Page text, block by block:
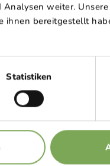
weiter.
ihnen bereitgestellt
Statistiken
Werbung, Fotograf: